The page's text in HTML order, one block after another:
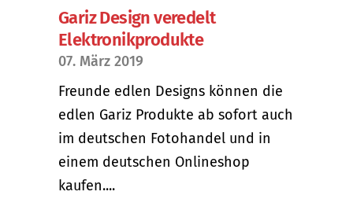
Gariz Design veredelt
Elektronikprodukte
07. März 2019
Freunde edlen Designs können die
edlen Gariz Produkte ab sofort auch
im deutschen Fotohandel und in
einem deutschen Onlineshop
kaufen....